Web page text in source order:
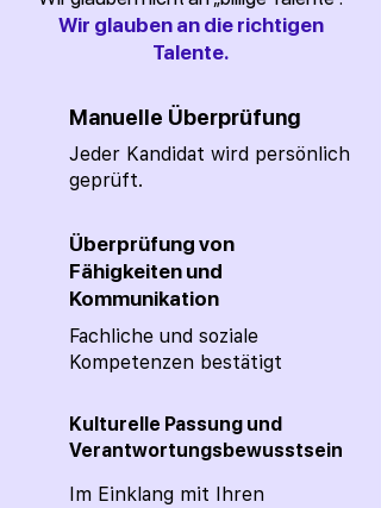
Wir glauben an die richtigen
Talente.
Manuelle Überprüfung
Jeder Kandidat wird persönlich
geprüft.
Überprüfung von
Fähigkeiten und
Kommunikation
Fachliche und soziale
Kompetenzen bestätigt
Kulturelle Passung und
Verantwortungsbewusstsein
Im Einklang mit Ihren